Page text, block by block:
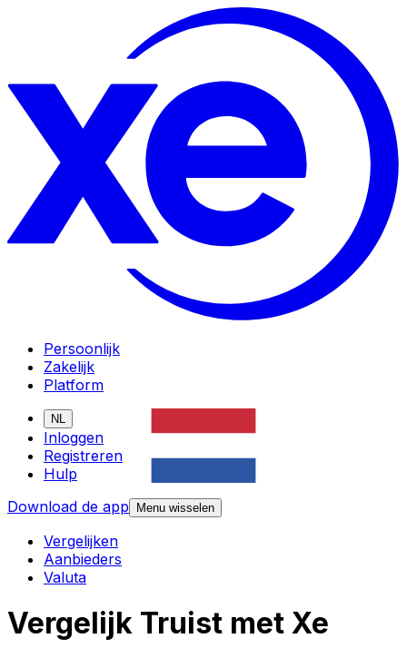
Persoonlijk
Zakelijk
Platform
NL
Inloggen
Registreren
Hulp
Download de app
Menu wisselen
Vergelijken
Aanbieders
Valuta
Vergelijk Truist met Xe